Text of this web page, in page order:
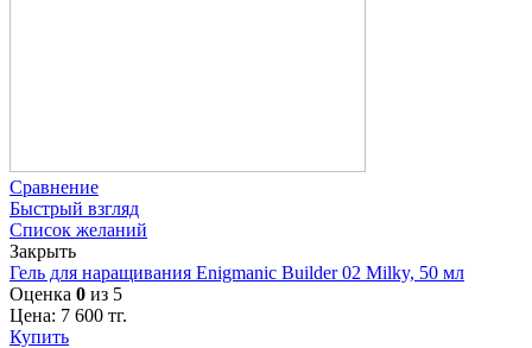
Сравнение
Быстрый взгляд
Список желаний
Закрыть
Гель для наращивания Enigmanic Builder 02 Milky, 50 мл
Оценка 0 из 5
Цена: 7 600 тг.
Купить